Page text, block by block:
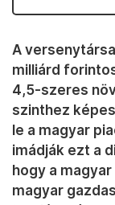
A
milliárd
4,5-szeres
szinthez
le a magyar
imádják ezt a
hogy a
magyar